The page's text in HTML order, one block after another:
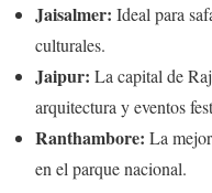
Jaisalmer: Ideal para
culturales.
Jaipur: La capital de
arquitectura y eventos
Ranthambore: La
en el parque nacional.